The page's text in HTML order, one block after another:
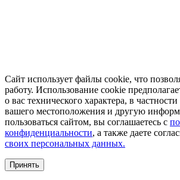
Сайт использует файлы cookie, что
работу. Использование cookie
о вас технического характера, в
вашего местоположения и другую
пользоваться сайтом, вы соглашаетесь с
конфиденциальности, а также даете
своих персональных данных.
Принять